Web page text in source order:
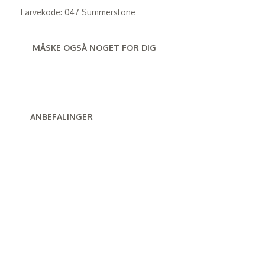
Farvekode: 047 Summerstone
MÅSKE OGSÅ NOGET FOR DIG
ANBEFALINGER